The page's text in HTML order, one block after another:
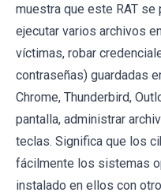
muestra que este RAT se
ejecutar varios archivos
víctimas, robar
contraseñas) guardadas
Chrome, Thunderbird,
pantalla, administrar
teclas. Significa que los
fácilmente los sistemas
instalado en ellos con